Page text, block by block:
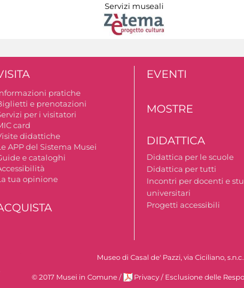
Servizi museali
pratiche
e prenotazioni
per i visitatori
card
didattiche
APP del Sistema Musei
e cataloghi
tua opinione
EVENTI
MOSTRE
DIDATTICA
Didattica per le scuole
Didattica per tutti
Incontri per docenti e
universitari
Progetti accessibili
Museo di Casal de' Pazzi, via Ciciliano,
© 2017 Musei in Comune / Privacy / Esclusione delle